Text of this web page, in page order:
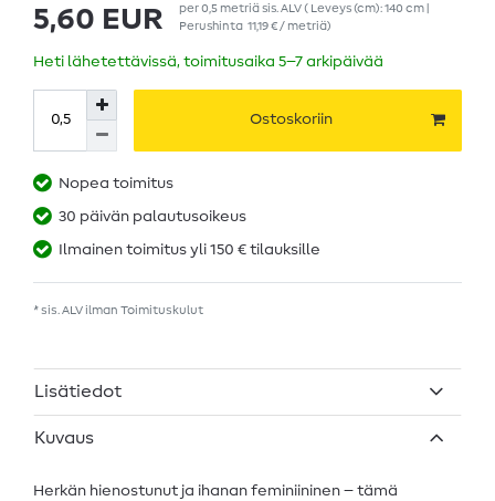
5,60 EUR per0,5 metriäsis. ALV( Leveys (cm): 140 cm |
Perushinta 11,19 € / metriä)
Heti lähetettävissä, toimitusaika 5–7 arkipäivää
Ostoskoriin
Nopea toimitus
30 päivän palautusoikeus
Ilmainen toimitus yli 150 € tilauksille
* sis. ALV ilman Toimituskulut
Lisätiedot
Kuvaus
Herkän hienostunut ja ihanan feminiininen – tämä